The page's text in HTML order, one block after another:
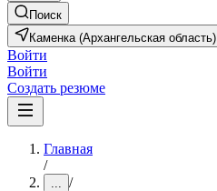
Поиск
Каменка (Архангельская область)
Войти
Войти
Создать резюме
Главная
/
... /